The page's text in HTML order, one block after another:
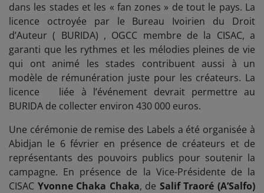
dans les stades et les « fan zones » de tout le pays. La
licence octroyée par le Bureau Ivoirien du Droit
d’Auteur ( BURIDA) , OGCC membre de la CISAC, a
garanti que les rythmes et les mélodies pleines de vie
qui ont animé les stades contribuent aussi à un
modèle de rémunération juste pour les créateurs. La
licence
liée à l’événement devrait permettre au
BURIDA de collecter environ 430 000 euros.
Une cérémonie de remise des Labels a été organisée à
Abidjan le 6 février en présence de créateurs et de
représentants des pouvoirs publics pour soutenir la
campagne. En présence de la Vice-Présidente de la
CISAC Yvonne Chaka Chaka, de Salif Traoré (A’Salfo)